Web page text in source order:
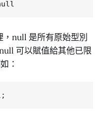
null 是所有原始型別
可以賦值給其他已限
：